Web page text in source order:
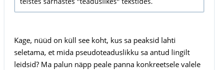
Kage, nüüd on küll see koht, kus sa peaksid lahti
seletama, et mida pseudoteaduslikku sa antud lingilt
leidsid? Ma palun näpp peale panna konkreetsele valele